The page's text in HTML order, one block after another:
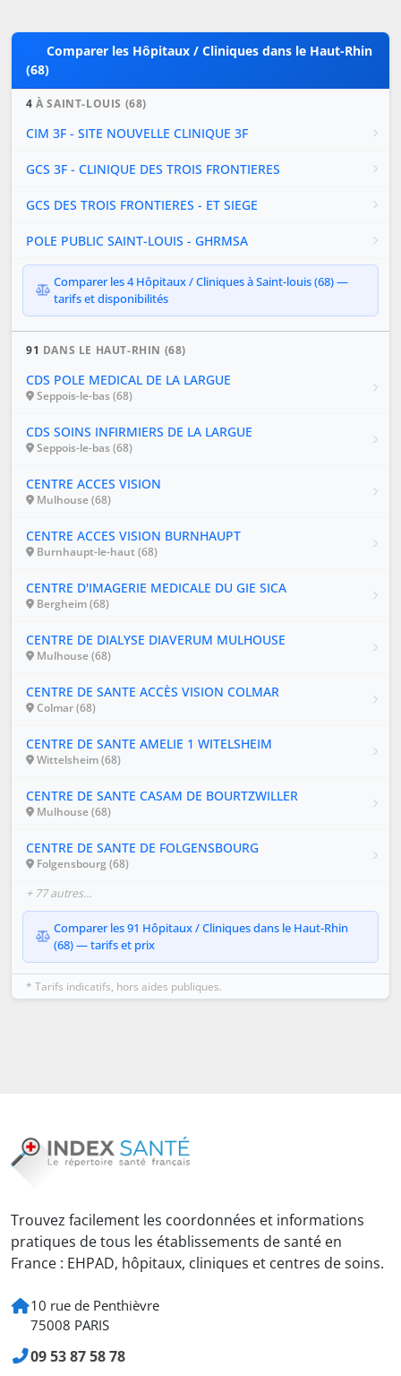
Comparer les Hôpitaux / Cliniques dans le Haut-Rhin
(68)
4 À SAINT-LOUIS (68)
CIM 3F - SITE NOUVELLE CLINIQUE 3F
GCS 3F - CLINIQUE DES TROIS FRONTIERES
GCS DES TROIS FRONTIERES - ET SIEGE
POLE PUBLIC SAINT-LOUIS - GHRMSA
Comparer les 4 Hôpitaux / Cliniques à Saint-louis (68) —
tarifs et disponibilités
91 DANS LE HAUT-RHIN (68)
CDS POLE MEDICAL DE LA LARGUE
Seppois-le-bas (68)
CDS SOINS INFIRMIERS DE LA LARGUE
Seppois-le-bas (68)
CENTRE ACCES VISION
Mulhouse (68)
CENTRE ACCES VISION BURNHAUPT
Burnhaupt-le-haut (68)
CENTRE D'IMAGERIE MEDICALE DU GIE SICA
Bergheim (68)
CENTRE DE DIALYSE DIAVERUM MULHOUSE
Mulhouse (68)
CENTRE DE SANTE ACCÈS VISION COLMAR
Colmar (68)
CENTRE DE SANTE AMELIE 1 WITELSHEIM
Wittelsheim (68)
CENTRE DE SANTE CASAM DE BOURTZWILLER
Mulhouse (68)
CENTRE DE SANTE DE FOLGENSBOURG
Folgensbourg (68)
+ 77 autres…
Comparer les 91 Hôpitaux / Cliniques dans le Haut-Rhin
(68) — tarifs et prix
* Tarifs indicatifs, hors aides publiques.
Trouvez facilement les coordonnées et informations
pratiques de tous les établissements de santé en
France : EHPAD, hôpitaux, cliniques et centres de soins.
10 rue de Penthièvre
75008 PARIS
09 53 87 58 78